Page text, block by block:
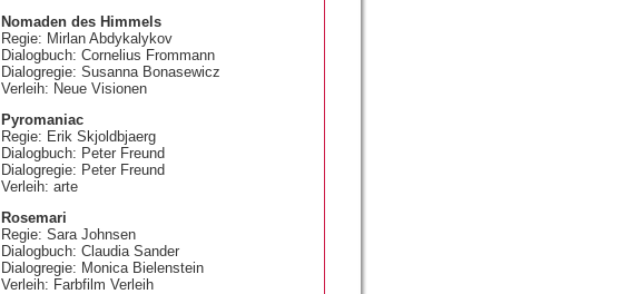
Nomaden des Himmels
Regie: Mirlan Abdykalykov
Dialogbuch: Cornelius Frommann
Dialogregie: Susanna Bonasewicz
Verleih: Neue Visionen
Pyromaniac
Regie: Erik Skjoldbjaerg
Dialogbuch: Peter Freund
Dialogregie: Peter Freund
Verleih: arte
Rosemari
Regie: Sara Johnsen
Dialogbuch: Claudia Sander
Dialogregie: Monica Bielenstein
Verleih: Farbfilm Verleih